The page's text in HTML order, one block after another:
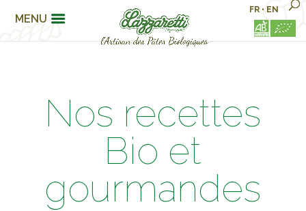
MENU
FR • EN
Nos recettes
Bio et
gourmandes